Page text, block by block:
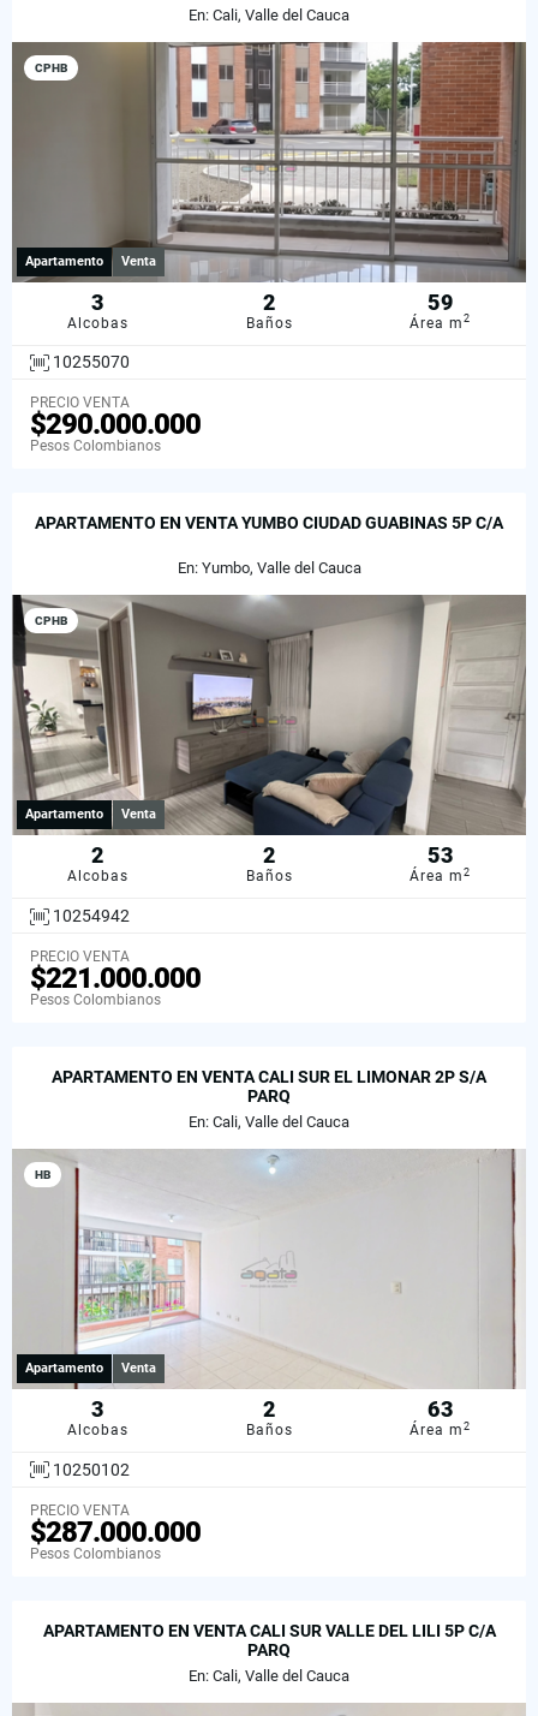
En: Cali, Valle del Cauca
CPHB
Apartamento Venta
3
Alcobas
2
Baños
59
Área m2
10255070
PRECIO VENTA
$290.000.000
Pesos Colombianos
APARTAMENTO EN VENTA YUMBO CIUDAD GUABINAS 5P C/A
En: Yumbo, Valle del Cauca
CPHB
Apartamento Venta
2
Alcobas
2
Baños
53
Área m2
10254942
PRECIO VENTA
$221.000.000
Pesos Colombianos
APARTAMENTO EN VENTA CALI SUR EL LIMONAR 2P S/A
PARQ
En: Cali, Valle del Cauca
HB
Apartamento Venta
3
Alcobas
2
Baños
63
Área m2
10250102
PRECIO VENTA
$287.000.000
Pesos Colombianos
APARTAMENTO EN VENTA CALI SUR VALLE DEL LILI 5P C/A
PARQ
En: Cali, Valle del Cauca